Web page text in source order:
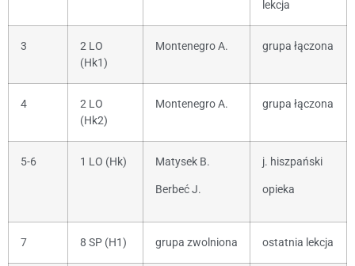
lekcja
3
2 LO
(Hk1)
Montenegro A. grupa łączona
4
2 LO
(Hk2)
Montenegro A. grupa łączona
5-6 1 LO (Hk) Matysek B.
Berbeć J.
j. hiszpański
opieka
7 8 SP (H1) grupa zwolniona ostatnia lekcja